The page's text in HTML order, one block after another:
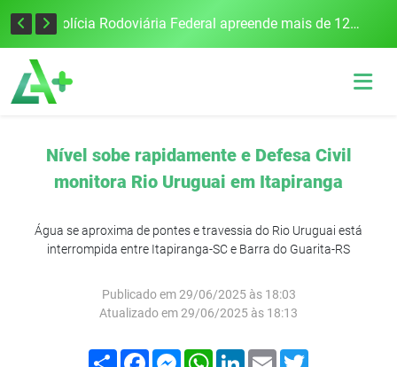
Tecnologia inovadora desenvolvida na UFSM/FW utiliza drones e IA para monitorar a qualidade da água Polícia Rodoviária Federal apreende mais de 120 quilos de maconha na BR-386, em Frederico Westphalen
Nível sobe rapidamente e Defesa Civil
monitora Rio Uruguai em Itapiranga
Água se aproxima de pontes e travessia do Rio Uruguai está
interrompida entre Itapiranga-SC e Barra do Guarita-RS
Publicado em 29/06/2025 às 18:03
Atualizado em 29/06/2025 às 18:13
Compartilhar
FacebookMessenger
WhatsApp
LinkedIn
Email